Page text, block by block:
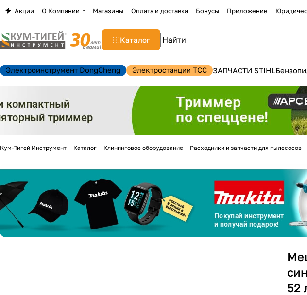
Акции О Компании Магазины Оплата и доставка Бонусы Приложение
Каталог
Электроинструмент DongCheng Электростанции TCC ЗАПЧАСТИ STIHL
Кум-Тигей Инструмент Каталог Клининговое оборудование Расходники и запчасти для пылесосов
52
Для клиентов всех банков
на частибез
График платежей